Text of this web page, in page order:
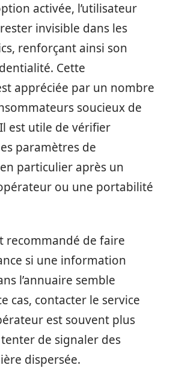
activée, l’utilisateur
invisible dans les
renforçant ainsi son
Cette
appréciée par un nombre
soucieux de
est utile de vérifier
paramètres de
particulier après un
ou une portabilité
recommandé de faire
si une information
l’annuaire semble
cas, contacter le service
est souvent plus
de signaler des
dispersée.